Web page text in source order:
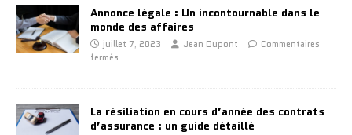
Annonce légale : Un incontournable dans le
monde des affaires
juillet 7, 2023 Jean Dupont
Commentaires
fermés
La résiliation en cours d’année des contrats
d’assurance : un guide détaillé